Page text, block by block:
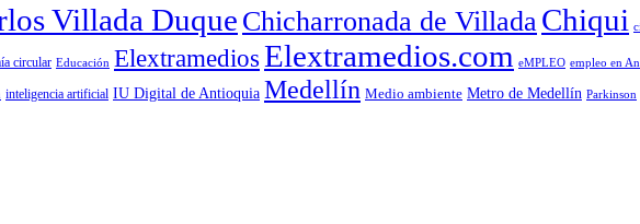
Villada Duque Chicharronada de Villada Chiqui
circular Educación ElextramediosElextramedios.com eMPLEO empleo en
inteligencia artificial IU Digital de Antioquia Medellín Medio ambiente Metro de Medellín Parkinson